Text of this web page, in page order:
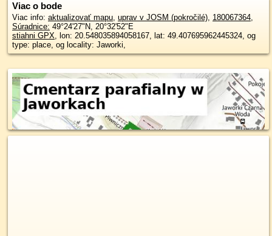
Viac o bode
Viac info: aktualizovať mapu, uprav v JOSM (pokročilé), 180067364,
Súradnice: 49°24'27"N, 20°32'52"E
stiahni GPX, lon: 20.548035894058167, lat: 49.407695962445324, og
type: place, og locality: Jaworki,